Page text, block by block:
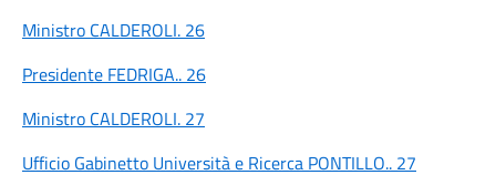
Ministro CALDEROLI. 26
Presidente FEDRIGA.. 26
Ministro CALDEROLI. 27
Ufficio Gabinetto Università e Ricerca PONTILLO.. 27